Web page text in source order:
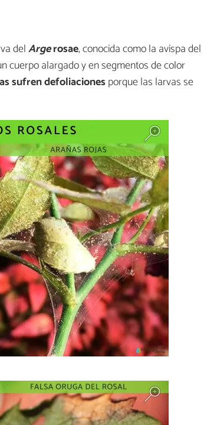
delArgerosae, conocida como la avispa del
cuerpo alargado y en segmentos de color
sufren defoliaciones porque las larvas se